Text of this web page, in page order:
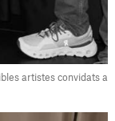
artistes convidats a